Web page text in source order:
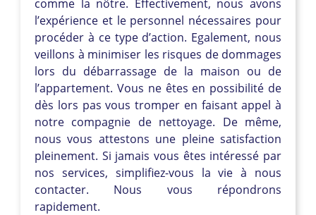
comme la nôtre. Effectivement, nous avons
l’expérience et le personnel nécessaires pour
procéder à ce type d’action. Egalement, nous
veillons à minimiser les risques de dommages
lors du débarrassage de la maison ou de
l’appartement. Vous ne êtes en possibilité de
dès lors pas vous tromper en faisant appel à
notre compagnie de nettoyage. De même,
nous vous attestons une pleine satisfaction
pleinement. Si jamais vous êtes intéressé par
nos services, simplifiez-vous la vie à nous
contacter. Nous vous répondrons
rapidement.